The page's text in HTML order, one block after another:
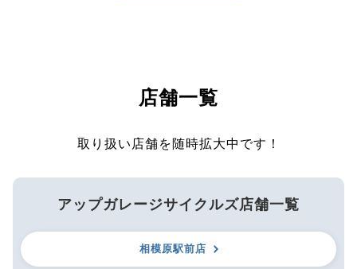
店舗一覧
取り扱い店舗を随時拡大中です！
アップガレージサイクルズ店舗一覧
相模原駅前店